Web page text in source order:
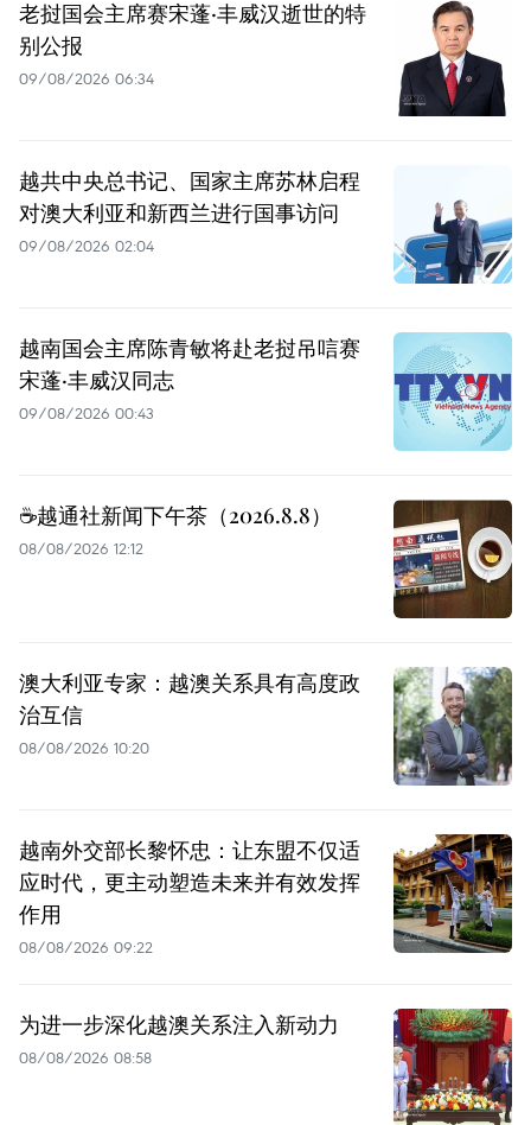
老挝国会主席赛宋蓬·丰威汉逝世的特
别公报
09/08/2026 06:34
越共中央总书记、国家主席苏林启程
对澳大利亚和新西兰进行国事访问
09/08/2026 02:04
越南国会主席陈青敏将赴老挝吊唁赛
宋蓬·丰威汉同志
09/08/2026 00:43
☕️越通社新闻下午茶（2026.8.8）
08/08/2026 12:12
澳大利亚专家：越澳关系具有高度政
治互信
08/08/2026 10:20
越南外交部长黎怀忠：让东盟不仅适
应时代，更主动塑造未来并有效发挥
作用
08/08/2026 09:22
为进一步深化越澳关系注入新动力
08/08/2026 08:58